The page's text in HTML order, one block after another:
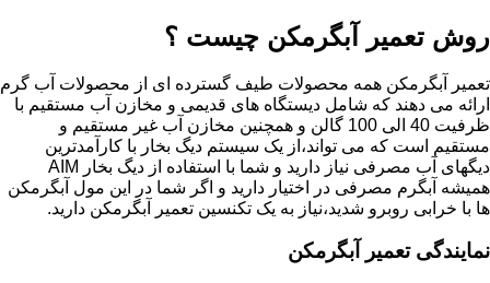
روش تعمیر آبگرمکن چیست ؟
تعمیر آبگرمکن همه محصولات طیف گسترده ای از محصولات آب گرم
ارائه می دهند که شامل دیستگاه های قدیمی و مخازن آب مستقیم با
ظرفیت 40 الی 100 گالن و همچنین مخازن آب غیر مستقیم و
مستقیم است که می تواند،از یک سیستم دیگ بخار با کارآمدترین
دیگهای آب مصرفی نیاز دارید و شما با استفاده از دیگ بخار AIM
همیشه آبگرم مصرفی در اختیار دارید و اگر شما در این مول آبگرمکن
ها با خرابی روبرو شدید،نیاز به یک تکنسین تعمیر آبگرمکن دارید.
نمایندگی تعمیر آبگرمکن